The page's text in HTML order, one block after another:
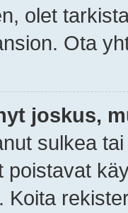
olet
Ota
joskus,
sulkea
poistavat
Koita